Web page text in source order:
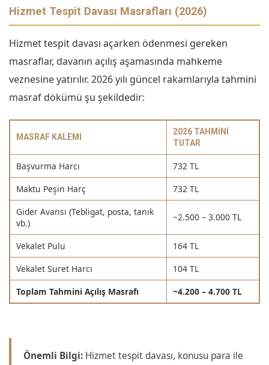
Hizmet Tespit Davası Masrafları (2026)
Hizmet tespit davası açarken ödenmesi gereken
masraflar, davanın açılış aşamasında mahkeme
veznesine yatırılır. 2026 yılı güncel rakamlarıyla tahmini
masraf dökümü şu şekildedir:
MASRAF KALEMI
2026 TAHMINI
TUTAR
Başvurma Harcı
732 TL
Maktu Peşin Harç
732 TL
Gider Avansı (Tebligat, posta, tanık
vb.)
~2.500 – 3.000 TL
Vekalet Pulu
164 TL
Vekalet Suret Harcı
104 TL
Toplam Tahmini Açılış Masrafı
~4.200 – 4.700 TL
Önemli Bilgi: Hizmet tespit davası, konusu para ile